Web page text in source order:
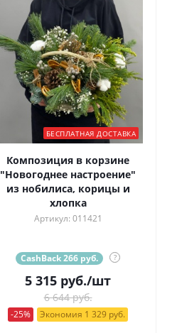
БЕСПЛАТНАЯ ДОСТАВКА
Композиция в корзине
"Новогоднее настроение"
из нобилиса, корицы и
хлопка
Артикул: 011421
CashBack 266 руб. ?
5 315 руб./шт
6 644 руб.
-25% Экономия 1 329 руб.